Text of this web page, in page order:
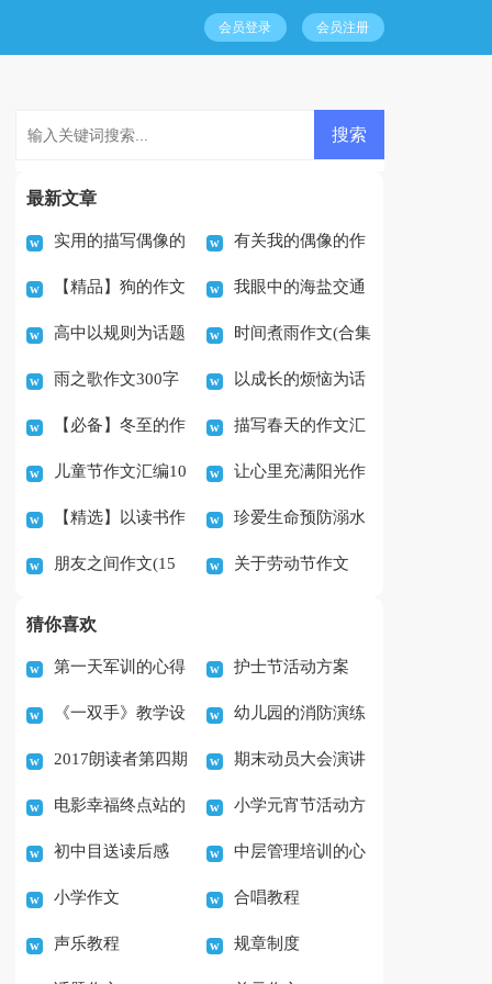
会员登录 会员注册
最新文章
实用的描写偶像的
作文600字汇总10篇
有关我的偶像的作
文400字汇总8篇
【精品】狗的作文
三篇
我眼中的海盐交通
安全作文
高中以规则为话题
的议论文（通用43篇）
时间煮雨作文(合集
15篇)
雨之歌作文300字 以成长的烦恼为话
题的作文（精选73篇）
【必备】冬至的作
文500字三篇
描写春天的作文汇
编15篇
儿童节作文汇编10
篇
让心里充满阳光作
文
【精选】以读书作
文400字四篇
珍爱生命预防溺水
作文(集锦15篇)
朋友之间作文(15 关于劳动节作文
猜你喜欢
第一天军训的心得
体会范文实用7篇
护士节活动方案
《一双手》教学设
计
幼儿园的消防演练
活动总结
2017朗读者第四期
观后感作文（3篇）
期末动员大会演讲
稿
电影幸福终点站的
观后感范文(5篇)
小学元宵节活动方
案
初中目送读后感
500字
中层管理培训的心
得体会范文（精选7
篇）
小学作文 合唱教程
声乐教程 规章制度